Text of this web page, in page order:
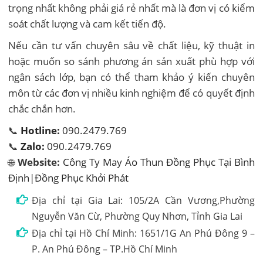
trọng nhất không phải giá rẻ nhất mà là đơn vị có kiểm
soát chất lượng và cam kết tiến độ.
Nếu cần tư vấn chuyên sâu về chất liệu, kỹ thuật in
hoặc muốn so sánh phương án sản xuất phù hợp với
ngân sách lớp, bạn có thể tham khảo ý kiến chuyên
môn từ các đơn vị nhiều kinh nghiệm để có quyết định
chắc chắn hơn.
📞 Hotline: 090.2479.769
📞Zalo: 090.2479.769
🌐Website: Công Ty May Áo Thun Đồng Phục Tại Bình
Định|Đồng Phục Khởi Phát
Địa chỉ tại Gia Lai: 105/2A Cần Vương,Phường
Nguyễn Văn Cừ, Phường Quy Nhơn, Tỉnh Gia Lai
Địa chỉ tại Hồ Chí Minh: 1651/1G An Phú Đông 9 –
P. An Phú Đông – TP.Hồ Chí Minh